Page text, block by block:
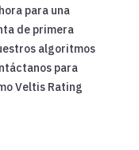
para una
de primera
algoritmos
para
Veltis Rating